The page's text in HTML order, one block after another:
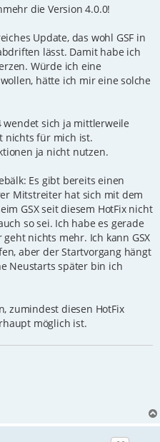
die Version 4.0.0!
Update, das wohl GSF in
lässt. Damit habe ich
Würde ich eine
hätte ich mir eine solche
wendet sich ja mittlerweile
nichts für mich ist.
ja nicht nutzen.
Es gibt bereits einen
Mitstreiter hat sich mit dem
GSX seit diesem HotFix nicht
so sei. Ich habe es gerade
nichts mehr. Ich kann GSX
aber der Startvorgang hängt
Neustarts später bin ich
zumindest diesen HotFix
möglich ist.